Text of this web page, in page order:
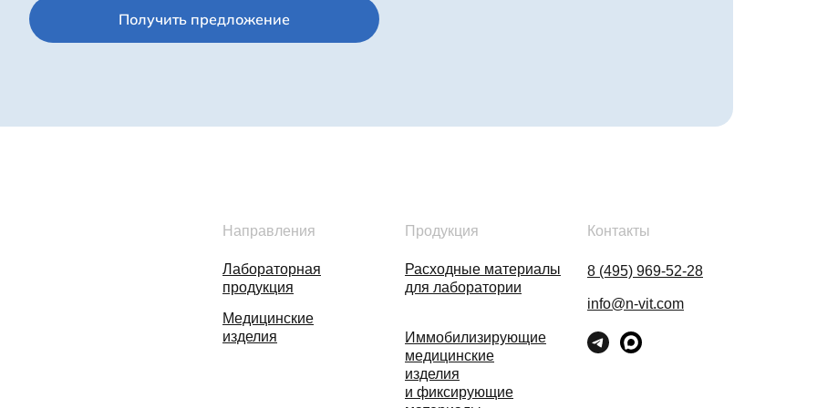
Получить предложение
Направления
Медицинские
изделия
Расходные материалы
для лаборатории
Продукция
Иммобилизирующие
медицинские
изделия
и фиксирующие
8 (495) 969-52-28
Контакты
info@n-vit.com
Лабораторная
продукция